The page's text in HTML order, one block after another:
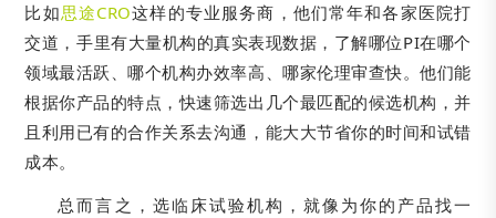
比如思途CRO这样的专业服务商，他们常年和各家医院打
交道，手里有大量机构的真实表现数据，了解哪位PI在哪个
领域最活跃、哪个机构办效率高、哪家伦理审查快。他们能
根据你产品的特点，快速筛选出几个最匹配的候选机构，并
且利用已有的合作关系去沟通，能大大节省你的时间和试错
成本。
总而言之，选临床试验机构，就像为你的产品找一